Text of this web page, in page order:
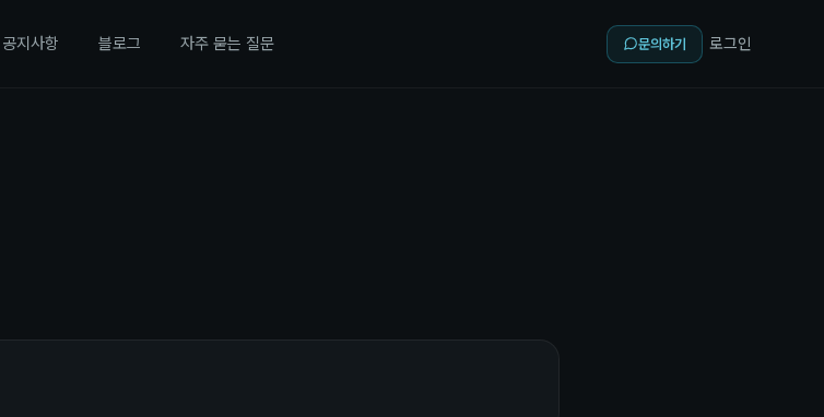
공지사항 블로그 자주 묻는 질문 문의하기 로그인